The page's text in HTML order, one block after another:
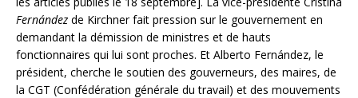
Fernández de Kirchner fait pression sur le gouvernement en
demandant la démission de ministres et de hauts
fonctionnaires qui lui sont proches. Et Alberto Fernández, le
président, cherche le soutien des gouverneurs, des maires, de
la CGT (Confédération générale du travail) et des mouvements